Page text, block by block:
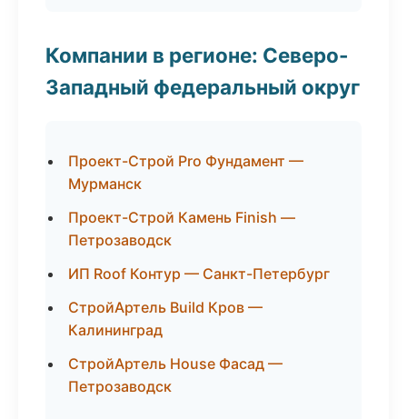
Компании в регионе: Северо-
Западный федеральный округ
Проект-Строй Pro Фундамент —
Мурманск
Проект-Строй Камень Finish —
Петрозаводск
ИП Roof Контур — Санкт-Петербург
СтройАртель Build Кров —
Калининград
СтройАртель House Фасад —
Петрозаводск